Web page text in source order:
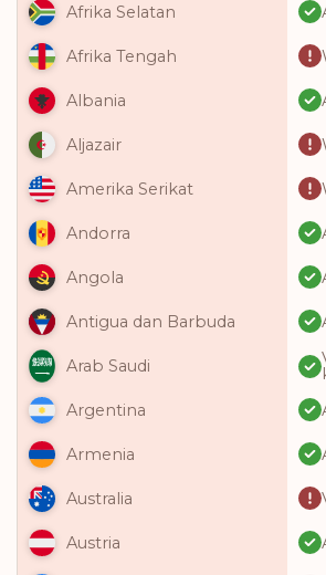
Afrika Selatan
Afrika Tengah
Albania
Aljazair
Amerika Serikat
Andorra
Angola
Antigua dan Barbuda
Arab Saudi
Argentina
Armenia
Australia
Austria